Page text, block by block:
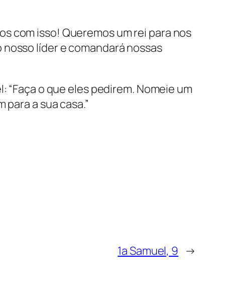
com isso! Queremos um rei para nos
líder e comandará nossas
o que eles pedirem. Nomeie um
a sua casa.”
1a Samuel, 9 →